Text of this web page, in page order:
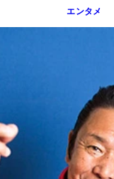
エンタメ